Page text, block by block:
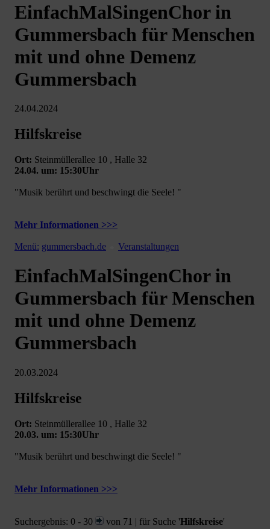
EinfachMalSingenChor in
Gummersbach für Menschen
mit und ohne Demenz
Gummersbach
24.04.2024
Hilfskreise
Ort: Steinmüllerallee 10 , Halle 32
24.04. um: 15:30Uhr
"Musik berührt und beschwingt die Seele! "
Mehr Informationen >>>
Menü: gummersbach.de Veranstaltungen
EinfachMalSingenChor in
Gummersbach für Menschen
mit und ohne Demenz
Gummersbach
20.03.2024
Hilfskreise
Ort: Steinmüllerallee 10 , Halle 32
20.03. um: 15:30Uhr
"Musik berührt und beschwingt die Seele! "
Mehr Informationen >>>
Suchergebnis: 0 - 30 von 71 | für Suche 'Hilfskreise'